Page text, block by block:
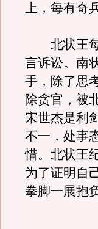
上，每有奇
北状王每
言诉讼。南
手，除了思
除贪官，被
宋世杰是利
不一，处事
惜。北状王
为了证明自
拳脚一展抱